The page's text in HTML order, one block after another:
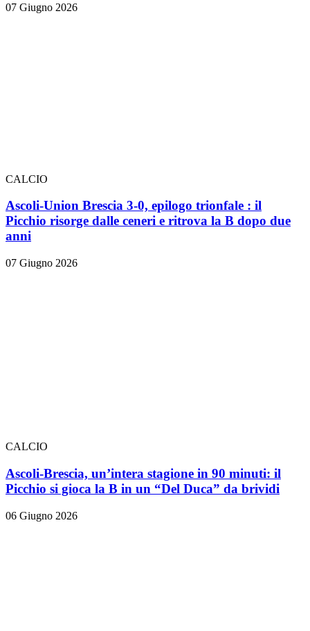
07 Giugno 2026
CALCIO
Ascoli-Union Brescia 3-0, epilogo trionfale : il
Picchio risorge dalle ceneri e ritrova la B dopo due
anni
07 Giugno 2026
CALCIO
Ascoli-Brescia, un’intera stagione in 90 minuti: il
Picchio si gioca la B in un “Del Duca” da brividi
06 Giugno 2026